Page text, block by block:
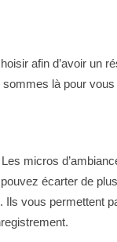
afin d’avoir un
là pour vous
micros
écarter de
vous permettent